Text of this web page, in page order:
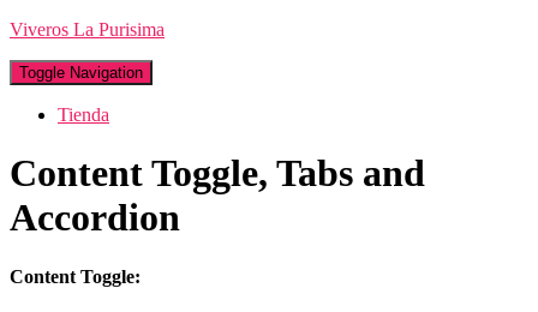
Viveros La Purisima
Toggle Navigation
Tienda
Content Toggle, Tabs and
Accordion
Content Toggle: